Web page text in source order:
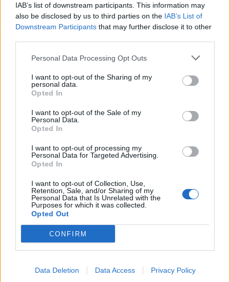
IAB’s list of downstream participants. This information may
also be disclosed by us to third parties on the IAB’s List of
Downstream Participants that may further disclose it to other
Personal Data Processing Opt Outs
I want to opt-out of the Sharing of my
personal data.
Opted In
I want to opt-out of the Sale of my
Personal Data.
Opted In
I want to opt-out of processing my
Personal Data for Targeted Advertising.
Opted In
I want to opt-out of Collection, Use,
Retention, Sale, and/or Sharing of my
Personal Data that Is Unrelated with the
Purposes for which it was collected.
Opted Out
CONFIRM
Data Deletion Data Access Privacy Policy
ίδιο, υπάρχει ένα«άβατο».
«Δεν περιγράφεται το σατανικό σχέδιο που
τίποτα;»διερωτήθηκε, καλώντας κι άλλα
κορίτσια που βρέθηκαν σε αντίστοιχη θέση να
μιλήσουν τώρα, πριν είναι αργά για άλλα
παιδιά.